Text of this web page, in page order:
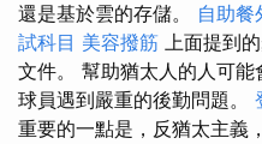
還是基於雲的存儲。 自助餐
試科目 美容撥筋 上面提到
文件。 幫助猶太人的人可
球員遇到嚴重的後勤問題。
重要的一點是，反猶太主義